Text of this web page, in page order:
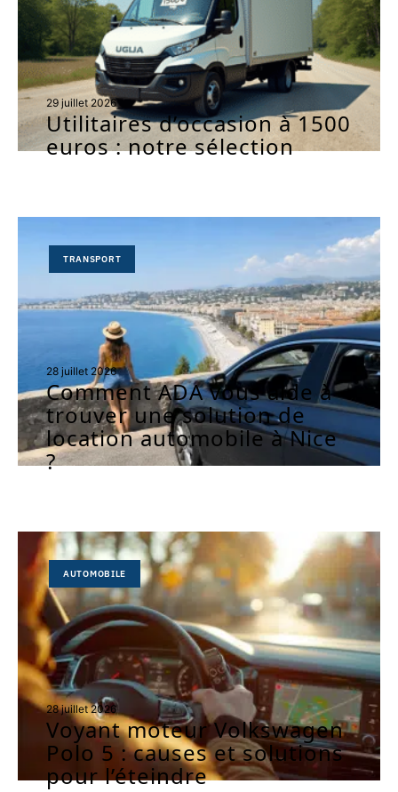
29 juillet 2026
Utilitaires d’occasion à 1500
euros : notre sélection
TRANSPORT
28 juillet 2026
Comment ADA vous aide à
trouver une solution de
location automobile à Nice
?
AUTOMOBILE
28 juillet 2026
Voyant moteur Volkswagen
Polo 5 : causes et solutions
pour l’éteindre